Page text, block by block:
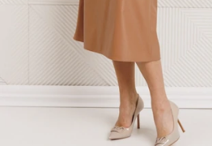
тренд
трафика, посещаемости сайта.
Нажимая на кнопку «Принять», вы даёте
Политикой обработки файлов